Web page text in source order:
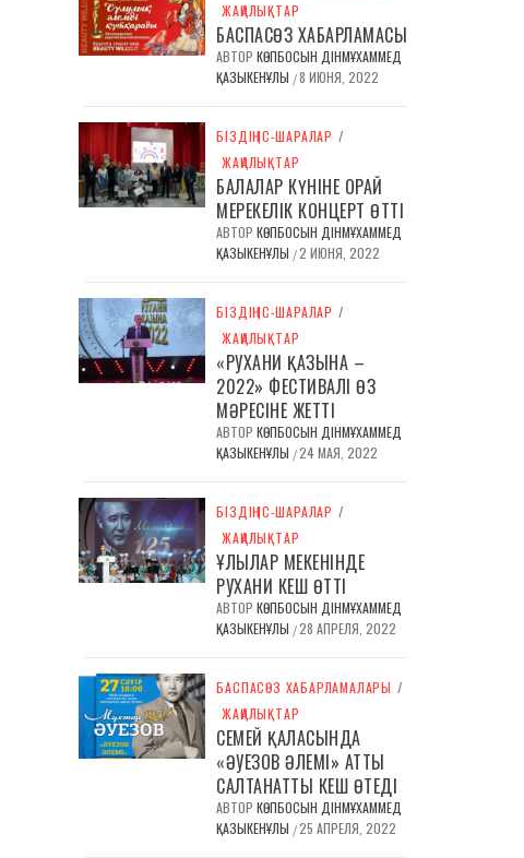
ЖАҢАЛЫҚТАР
БАСПАСӨЗ ХАБАРЛАМАСЫ
АВТОР КӨПБОСЫН ДІНМҰХАММЕД
ҚАЗЫКЕНҰЛЫ /8 ИЮНЯ, 2022
БІЗДІҢ ІС-ШАРАЛАР /
ЖАҢАЛЫҚТАР
БАЛАЛАР КҮНІНЕ ОРАЙ
МЕРЕКЕЛІК КОНЦЕРТ ӨТТІ
АВТОР КӨПБОСЫН ДІНМҰХАММЕД
ҚАЗЫКЕНҰЛЫ /2 ИЮНЯ, 2022
БІЗДІҢ ІС-ШАРАЛАР /
ЖАҢАЛЫҚТАР
«РУХАНИ ҚАЗЫНА –
2022» ФЕСТИВАЛІ ӨЗ
МӘРЕСІНЕ ЖЕТТІ
АВТОР КӨПБОСЫН ДІНМҰХАММЕД
ҚАЗЫКЕНҰЛЫ /24 МАЯ, 2022
БІЗДІҢ ІС-ШАРАЛАР /
ЖАҢАЛЫҚТАР
ҰЛЫЛАР МЕКЕНІНДЕ
РУХАНИ КЕШ ӨТТІ
АВТОР КӨПБОСЫН ДІНМҰХАММЕД
ҚАЗЫКЕНҰЛЫ /28 АПРЕЛЯ, 2022
БАСПАСӨЗ ХАБАРЛАМАЛАРЫ /
ЖАҢАЛЫҚТАР
СЕМЕЙ ҚАЛАСЫНДА
«ӘУЕЗОВ ӘЛЕМІ» АТТЫ
САЛТАНАТТЫ КЕШ ӨТЕДІ
АВТОР КӨПБОСЫН ДІНМҰХАММЕД
ҚАЗЫКЕНҰЛЫ /25 АПРЕЛЯ, 2022